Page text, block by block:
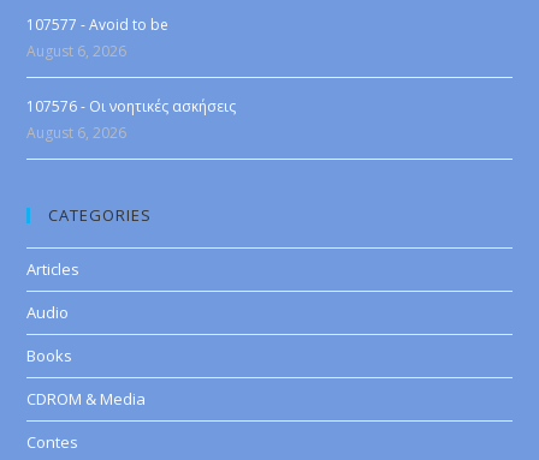
107577 - Avoid to be
August 6, 2026
107576 - Οι νοητικές ασκήσεις
August 6, 2026
CATEGORIES
Articles
Audio
Books
CDROM & Media
Contes